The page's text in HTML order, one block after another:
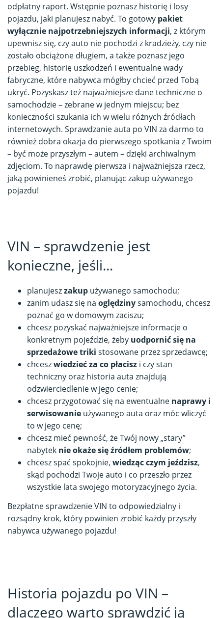
odpłatny raport. Wstępnie poznasz historię i losy
pojazdu, jaki planujesz nabyć. To gotowy pakiet
wyłącznie najpotrzebniejszych informacji, z którym
upewnisz się, czy auto nie pochodzi z kradzieży, czy nie
zostało obciążone długiem, a także poznasz jego
przebieg, historię uszkodzeń i ewentualne wady
fabryczne, które nabywca mógłby chcieć przed Tobą
ukryć. Pozyskasz też najważniejsze dane techniczne o
samochodzie – zebrane w jednym miejscu; bez
konieczności szukania ich w wielu różnych źródłach
internetowych. Sprawdzanie auta po VIN za darmo to
również dobra okazja do pierwszego spotkania z Twoim
– być może przyszłym – autem – dzięki archiwalnym
zdjęciom. To naprawdę pierwsza i najważniejsza rzecz,
jaką powinieneś zrobić, planując zakup używanego
pojazdu!
VIN – sprawdzenie jest
konieczne, jeśli...
planujeszzakup używanego samochodu;
zanim udasz się na oględzinysamochodu, chcesz
poznać go w domowym zaciszu;
chcesz pozyskać najważniejsze informacje o
konkretnym pojeździe, żeby uodpornić się na
sprzedażowe triki stosowane przez sprzedawcę;
chceszwiedzieć za co płacisz i czy stan
techniczny oraz historia auta znajdują
odzwierciedlenie w jego cenie;
chcesz przygotować się na ewentualne naprawy i
serwisowanie używanego auta oraz móc wliczyć
to w jego cenę;
chcesz mieć pewność, że Twój nowy „stary”
nabytek nie okaże się źródłem problemów;
chcesz spać spokojnie, wiedząc czym jeździsz,
skąd pochodzi Twoje auto i co przeszło przez
wszystkie lata swojego motoryzacyjnego życia.
Bezpłatne sprawdzenie VIN to odpowiedzialny i
rozsądny krok, który powinien zrobić każdy przyszły
nabywca używanego pojazdu!
Historia pojazdu po VIN –
dlaczego warto sprawdzić ją